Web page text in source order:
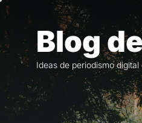
Saltar
contenidoBlog
Ideas de periodismo